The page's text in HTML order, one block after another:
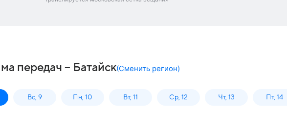
передач – Батайск(Сменить регион)
Вс, 9 Пн, 10 Вт, 11 Ср, 12 Чт, 13 Пт, 14